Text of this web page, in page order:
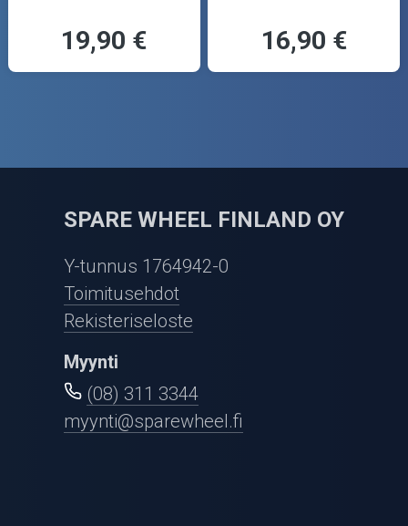
19,90 € 16,90 €
SPARE WHEEL FINLAND OY
Y-tunnus 1764942-0
Toimitusehdot
Rekisteriseloste
Myynti
(08) 311 3344
myynti@sparewheel.fi